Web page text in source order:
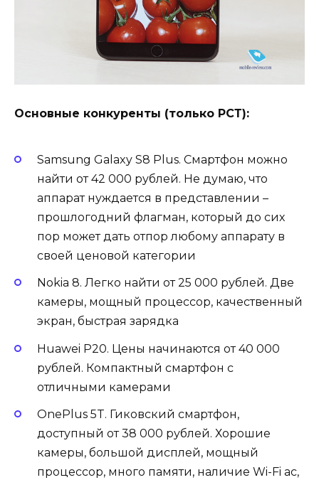
Основные конкуренты (только РСТ):
Samsung Galaxy S8 Plus. Смартфон можно
найти от 42 000 рублей. Не думаю, что
аппарат нуждается в представлении –
прошлогодний флагман, который до сих
пор может дать отпор любому аппарату в
своей ценовой категории
Nokia 8. Легко найти от 25 000 рублей. Две
камеры, мощный процессор, качественный
экран, быстрая зарядка
Huawei P20. Цены начинаются от 40 000
рублей. Компактный смартфон с
отличными камерами
OnePlus 5T. Гиковский смартфон,
доступный от 38 000 рублей. Хорошие
камеры, большой дисплей, мощный
процессор, много памяти, наличие Wi-Fi ac,